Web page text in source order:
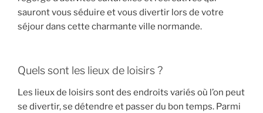
sauront vous séduire et vous divertir lors de votre
séjour dans cette charmante ville normande.
Quels sont les lieux de loisirs ?
Les lieux de loisirs sont des endroits variés où l’on peut
se divertir, se détendre et passer du bon temps. Parmi